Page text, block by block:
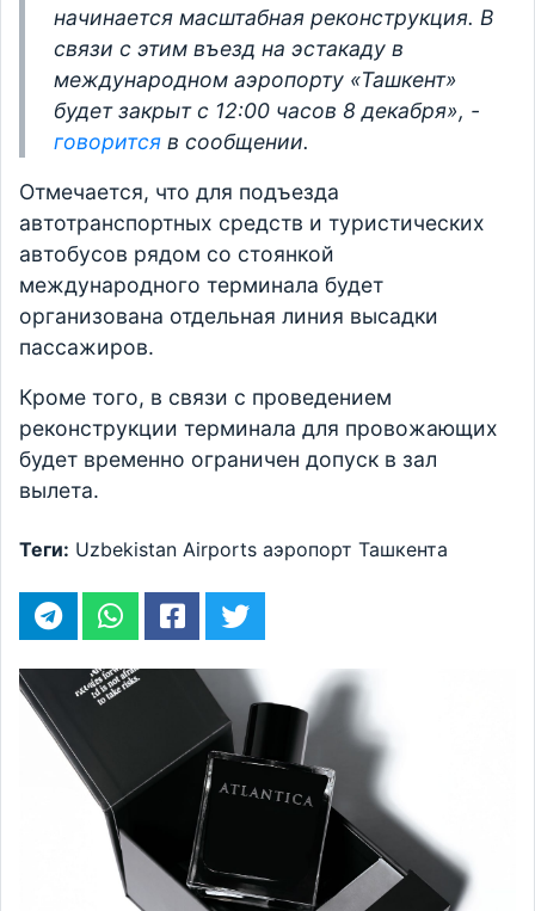
начинается масштабная реконструкция. В
связи с этим въезд на эстакаду в
международном аэропорту «Ташкент»
будет закрыт с 12:00 часов 8 декабря», -
говорится в сообщении.
Отмечается, что для подъезда
автотранспортных средств и туристических
автобусов рядом со стоянкой
международного терминала будет
организована отдельная линия высадки
пассажиров.
Кроме того, в связи с проведением
реконструкции терминала для провожающих
будет временно ограничен допуск в зал
вылета.
Теги: Uzbekistan Airports аэропорт Ташкента